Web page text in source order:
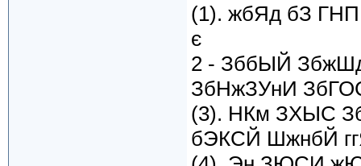
(1). жбЯд бЗ
є
2 - ЗббЫЙ
ЗбНжЗУнИ
(3). НКм ЗХЫС
бЭКСЙ ШжнбЙ